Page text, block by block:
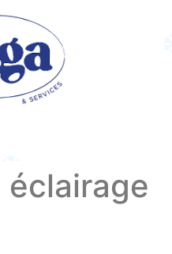
éclairage